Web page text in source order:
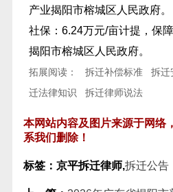
产业揭阳市榕城区人民政府。
社保：6.24万元/亩计提，保
揭阳市榕城区人民政府。
拓展阅读： 拆迁补偿标准 拆迁
迁法律知识
拆迁律师说法
本网站内容及图片来源于网络
系我们删除！
标签：京平拆迁律师,拆迁公告